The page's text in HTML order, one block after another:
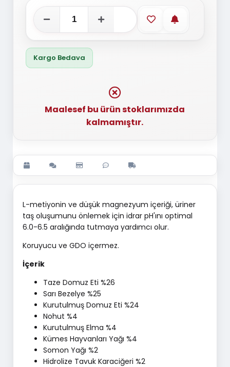
Favorilere ekle
Stoğa
Kargo Bedava
Maalesef bu ürün stoklarımızda
kalmamıştır.
L-metiyonin ve düşük magnezyum içeriği, üriner
taş oluşumunu önlemek için idrar pH'ını optimal
6.0-6.5 aralığında tutmaya yardımcı olur.
Koruyucu ve GDO içermez.
İçerik
Taze Domuz Eti %26
Sarı Bezelye %25
Kurutulmuş Domuz Eti %24
Nohut %4
Kurutulmuş Elma %4
Kümes Hayvanları Yağı %4
Somon Yağı %2
Hidrolize Tavuk Karaciğeri %2